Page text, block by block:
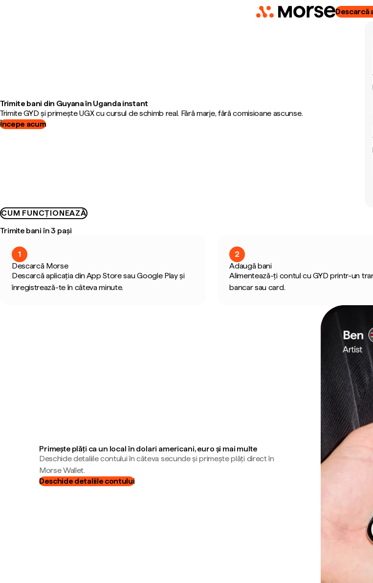
Descarcă
Trimite bani din Guyana în Uganda instant
Trimite GYD și primește UGX cu cursul de schimb real. Fără marje, fără comisioane ascunse.
Începe acum
CUM FUNCȚIONEAZĂ
Trimite bani în 3 pași
1
Descarcă Morse
Descarcă aplicația din App Store sau Google Play și
înregistrează-te în câteva minute.
2
Adaugă bani
Alimentează-ți contul cu GYD printr-un
bancar sau card.
Primește plăți ca un local în dolari americani, euro și mai multe
Deschide detaliile contului în câteva secunde și primește plăți direct în
Morse Wallet.
Deschide detaliile contului